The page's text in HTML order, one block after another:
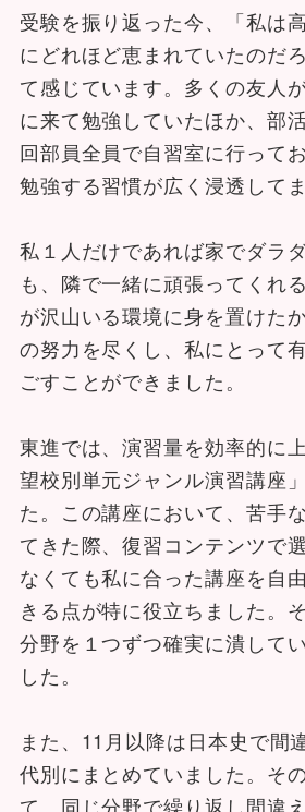
受験を振り返った今、「私は
にどれほど恵まれていたのだ
て感じています。多くの友人
に来て勉強していたほか、部
回部員全員で自習室に行って
勉強する習慣が広く浸透してま
私１人だけであれば家でダラ
も、隣で一緒に頑張ってくれ
が沢山いる環境に身を置けた
の努力を尽くし、私にとって
ごすことができました。
東進では、演習量を効率的に
望校別単元ジャンル演習講座
た。この講座において、苦手
てきた際、復習コンテンツで
なくても私に合った講座を自
きる点が特に役立ちました。
分野を１つずつ確実に潰して
した。
また、11月以降は日本史で間
代別にまとめていました。そ
て、同じ分野で繰り返し間違